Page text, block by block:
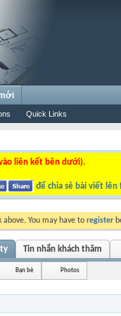
Quick Links
liên kết bên dưới).
để chia sẻ bài viết lên
above. You may have to register
Tin nhắn khách thăm
Bạn bè Photos